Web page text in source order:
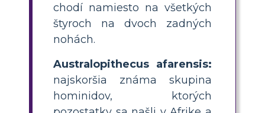
chodí namiesto na všetkých
štyroch na dvoch zadných
nohách.
Australopithecus afarensis:
najskoršia známa skupina
hominidov, ktorých